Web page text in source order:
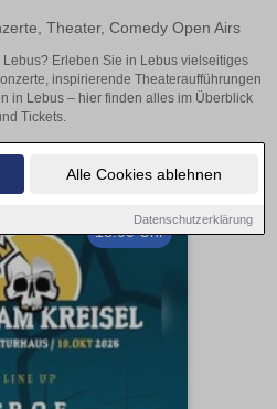
Alle Cookies ablehnen
Datenschutzerklärung
Theater, Comedy Open Airs
Erleben Sie in Lebus vielseitiges
inspirierende Theateraufführungen
in Lebus – hier finden alles im Überblick
Tickets.
18:00 Uhr